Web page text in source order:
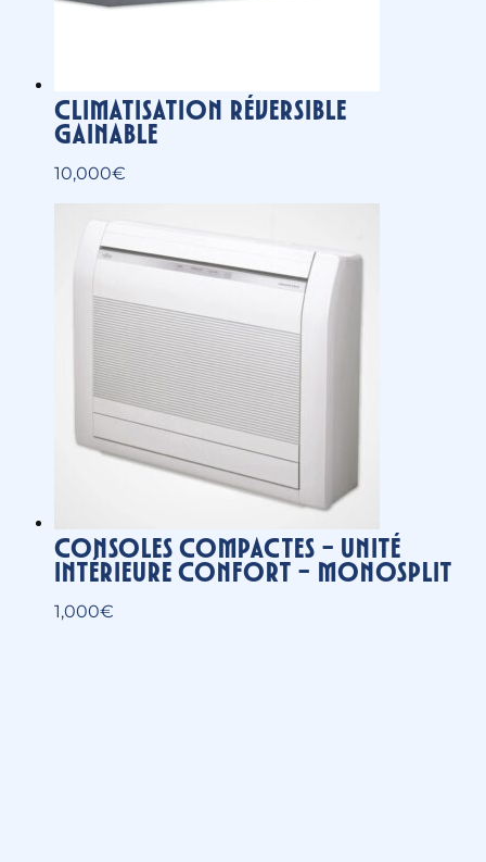
Climatisation réversible
gainable
10,000€
Consoles compactes – Unité
intérieure Confort – Monosplit
1,000€